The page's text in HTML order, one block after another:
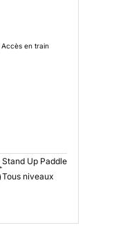
Accès en train
Stand Up Paddle
Tous niveaux